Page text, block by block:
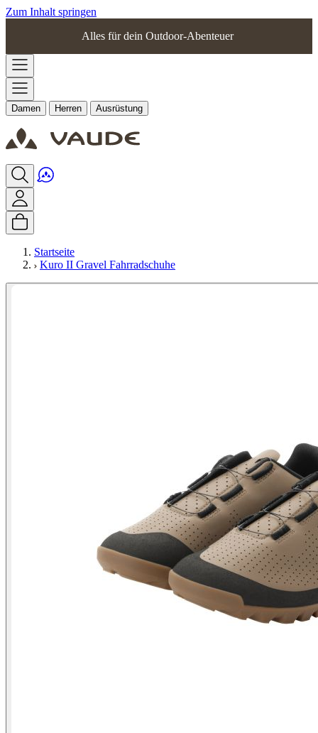
Zum Inhalt springen
Alles für dein Outdoor-Abenteuer
Damen Herren Ausrüstung
Startseite
Kuro II Gravel Fahrradschuhe